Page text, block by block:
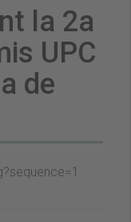
la 2a
UPC
de